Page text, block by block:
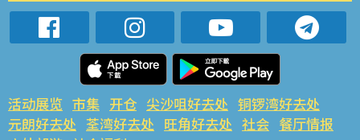
活动展览 市集 开仓 尖沙咀好去处 铜锣湾好去处
元朗好去处 荃湾好去处 旺角好去处 社会 餐厅情报